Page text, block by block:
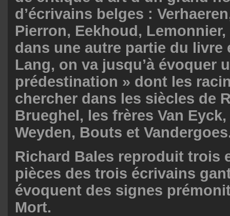
d’écrivains belges :
Pierron, Eekhoud,
dans une autre partie du livre
Lang, on va jusqu’à évoquer
prédestination » dont les
chercher dans les siècles de
Brueghel, les frères Van Eyck,
Weyden, Bouts et
Richard Bales reproduit trois
pièces des trois écrivains
évoquent des signes
Mort.